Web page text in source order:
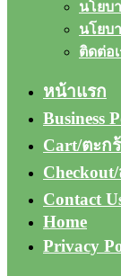
นโยบ
นโยบ
ติดต่อ
หน้าแรก
Business
Cart/ตะก
Contact
Home
Privacy